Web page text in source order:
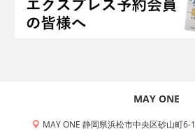
MAY ONE
MAY ONE 静岡県浜松市中央区砂山町6-1